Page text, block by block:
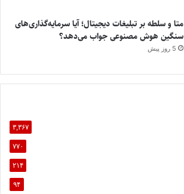
متا و سلطه بر تبلیغات دیجیتال؛ آیا سرمایه‌گذاری‌های
سنگین هوش مصنوعی جواب می‌دهد؟
5 روز پیش
۳,۳۶۷
۷۷۰
۲۱۴
۹۴